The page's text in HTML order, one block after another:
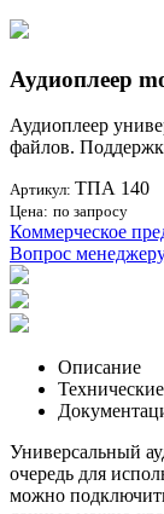
Аудиоплеер
Аудиоплеер
файлов.
Артикул: ТПА 140
Цена: по запросу
Коммерческое
Вопрос
Описание
Универсальный
очередь для
можно